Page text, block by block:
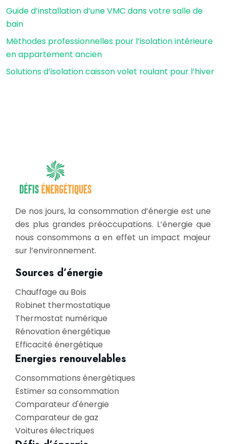
Guide d’installation d’une VMC dans votre salle de
bain
Méthodes professionnelles pour l’isolation intérieure
en appartement ancien
Solutions d’isolation caisson volet roulant pour l’hiver
De nos jours, la consommation d’énergie est une
des plus grandes préoccupations. L’énergie que
nous consommons a en effet un impact majeur
sur l’environnement.
Sources d’énergie
Chauffage au Bois
Robinet thermostatique
Thermostat numérique
Rénovation énergétique
Efficacité énergétique
Energies renouvelables
Consommations énergétiques
Estimer sa consommation
Comparateur d'énergie
Comparateur de gaz
Voitures électriques